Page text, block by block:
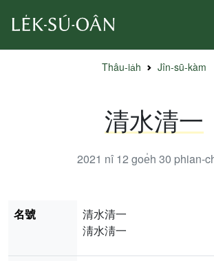
Thâu-ia̍h Jîn-sū-kàm
清水清一
2021 nî 12 goe̍h 30 phian-
名號
清水清一
淸水淸一